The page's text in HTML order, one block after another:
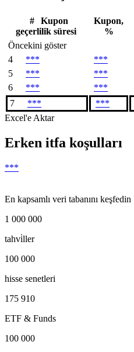
#
Kupon
geçerlilik süresi
Kupon,
%
Öncekini göster
4
*** ***
5
*** ***
6
*** ***
7
*** ***
Excel'e Aktar
Erken itfa koşulları
***
En kapsamlı veri tabanını keşfedin
1 000 000
tahvi̇ller
100 000
hisse senetleri
175 910
ETF & Funds
100 000